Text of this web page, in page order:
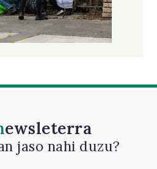
newsleterra
jaso nahi duzu?